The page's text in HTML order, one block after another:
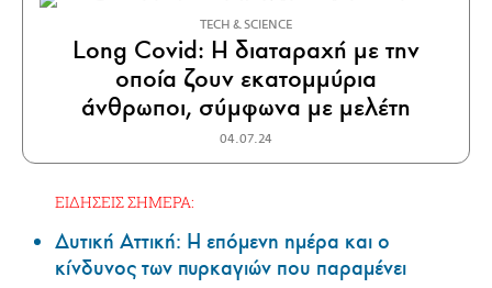
ΤECH & SCIENCE
Long Covid: Η διαταραχή με την
οποία ζουν εκατομμύρια
άνθρωποι, σύμφωνα με μελέτη
04.07.24
ΕΙΔΗΣΕΙΣ ΣΗΜΕΡΑ:
Δυτική Αττική: Η επόμενη ημέρα και ο
κίνδυνος των πυρκαγιών που παραμένει